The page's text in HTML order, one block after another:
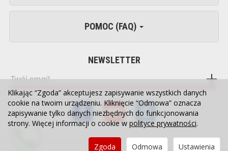
POMOC (FAQ)
NEWSLETTER
Klikając “Zgoda” akceptujesz zapisywanie wszystkich danych
cookie na twoim urządzeniu. Kliknięcie “Odmowa” oznacza
zapisywanie tylko danych niezbędnych do funkcjonowania
strony. Więcej informacji o cookie w polityce prywatności.
Ustawienia
Odmowa
Zgoda